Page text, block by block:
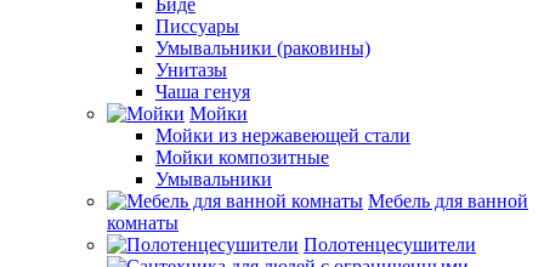
Биде
Писсуары
Умывальники (раковины)
Унитазы
Чаша генуя
Мойки
Мойки из нержавеющей стали
Мойки композитные
Умывальники
Мебель для ванной
комнаты
Полотенцесушители